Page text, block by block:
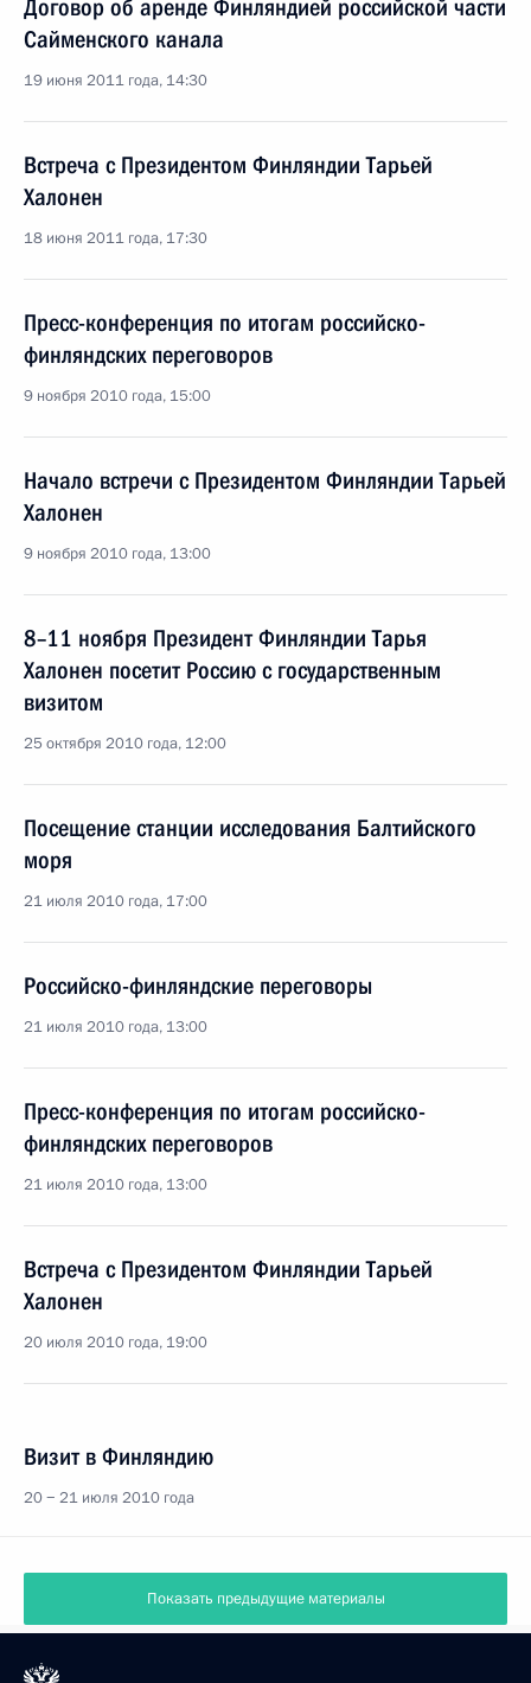
Договор об аренде Финляндией российской части
Сайменского канала
19 июня 2011 года, 14:30
Встреча с Президентом Финляндии Тарьей
Халонен
18 июня 2011 года, 17:30
Пресс-конференция по итогам российско-
финляндских переговоров
9 ноября 2010 года, 15:00
Начало встречи с Президентом Финляндии Тарьей
Халонен
9 ноября 2010 года, 13:00
8–11 ноября Президент Финляндии Тарья
Халонен посетит Россию с государственным
визитом
25 октября 2010 года, 12:00
Посещение станции исследования Балтийского
моря
21 июля 2010 года, 17:00
Российско-финляндские переговоры
21 июля 2010 года, 13:00
Пресс-конференция по итогам российско-
финляндских переговоров
21 июля 2010 года, 13:00
Встреча с Президентом Финляндии Тарьей
Халонен
20 июля 2010 года, 19:00
Визит в Финляндию
20 − 21 июля 2010 года
Показать предыдущие материалы